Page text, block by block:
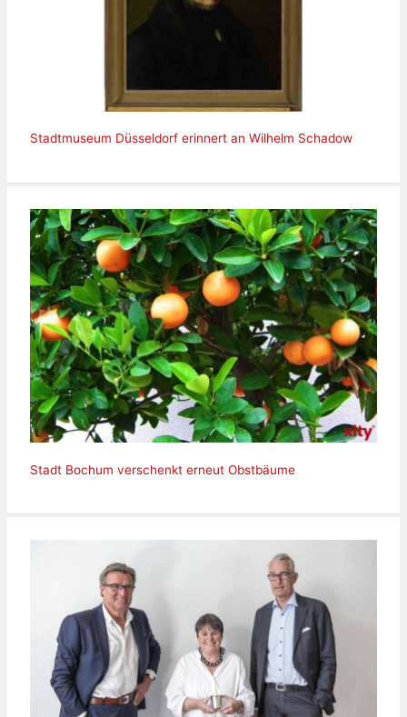
Stadtmuseum Düsseldorf erinnert an Wilhelm Schadow
Stadt Bochum verschenkt erneut Obstbäume